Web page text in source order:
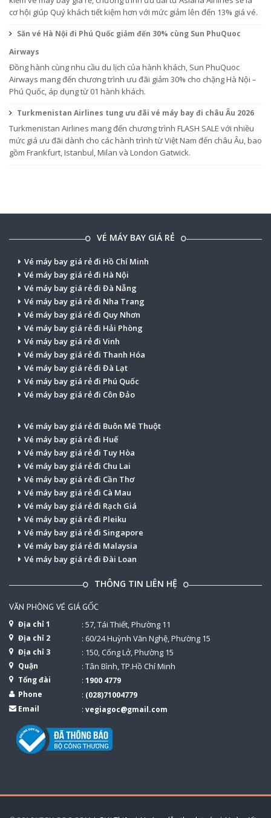
cơ hội giúp Quý khách tiết kiệm hơn với mức giảm lên đến 13% giá vé.
Săn vé Hà Nội đi Phú Quốc giảm đến 30% cùng Sun PhuQuoc
Airways
Đồng hành cùng nhu cầu du lịch của hành khách, Sun PhuQuoc
Airways mang đến chương trình ưu đãi giảm 30% cho chặng Hà Nội –
Phú Quốc, áp dụng từ 01 hành khách.
Turkmenistan Airlines tung ưu đãi vé máy bay đi châu Âu 2026
Turkmenistan Airlines mang đến chương trình FLASH SALE với nhiều
mức giá ưu đãi dành cho các hành trình từ Việt Nam đến châu Âu, bao
gồm Frankfurt, Istanbul, Milan và London Gatwick.
VÉ MÁY BAY GIÁ RẺ
Vé máy bay giá rẻ đi Hồ Chí Minh
Vé máy bay giá rẻ đi Hà Nội
Vé máy bay giá rẻ đi Đà Nẵng
Vé máy bay giá rẻ đi Nha Trang
Vé máy bay giá rẻ đi Quy Nhơn
Vé máy bay giá rẻ đi Hải Phòng
Vé máy bay giá rẻ đi Vinh
Vé máy bay giá rẻ đi Thanh Hóa
Vé máy bay giá rẻ đi Đà Lạt
Vé máy bay giá rẻ đi Phú Quốc
Vé máy bay giá rẻ đi Côn Đảo
Vé máy bay giá rẻ đi Buôn Mê Thuột
Vé máy bay giá rẻ đi Huế
Vé máy bay giá rẻ đi Tuy Hòa
Vé máy bay giá rẻ đi Chu Lai
Vé máy bay giá rẻ đi Cần Thơ
Vé máy bay giá rẻ đi Cà Mau
Vé máy bay giá rẻ đi Rạch Giá
Vé máy bay giá rẻ đi Pleiku
Vé máy bay giá rẻ đi Singapore
Vé máy bay giá rẻ đi Malaysia
Vé máy bay giá rẻ đi Đài Loan
THÔNG TIN LIÊN HỆ
VĂN PHÒNG VÉ GIÁ GỐC
Địa chỉ 1 : 57, Tái Thiết, Phường 11
Địa chỉ 2 : 60/24 Huỳnh Văn Nghệ, Phường 15
Địa chỉ 3 : 150, Cống Lở, Phường 15
Quận : Tân Bình, TP.Hồ Chí Minh
Tổng đài : 1900 4779
Phone
: (028)71004779
Email
: vegiagoc@gmail.com